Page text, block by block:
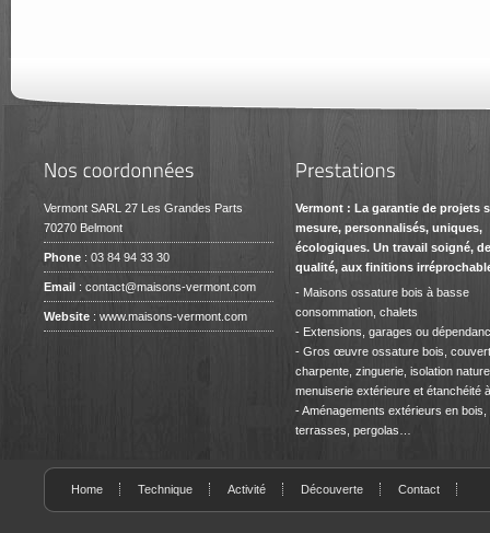
Vermont SARL 27 Les Grandes Parts
70270 Belmont
Phone : 03 84 94 33 30
Email : contact@maisons-vermont.com
Website : www.maisons-vermont.com
Vermont : La garantie de projets
mesure, personnalisés, uniques,
écologiques. Un travail soigné, de
qualité, aux finitions
- Maisons ossature bois à basse
consommation, chalets
- Extensions, garages ou
- Gros œuvre ossature bois,
charpente, zinguerie, isolation
menuiserie extérieure et étanchéité à
- Aménagements extérieurs en bois,
terrasses, pergolas…
Home Technique Activité Découverte Contact